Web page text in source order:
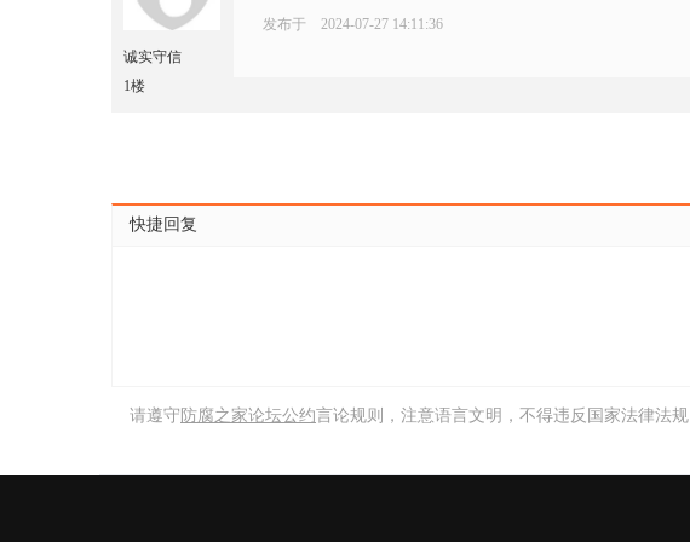
诚实守信
1楼
发布于 2024-07-27 14:11:36
快捷回复
请遵守 防腐之家论坛公约言论规则，注意语言文明，不得违反国家法律法规